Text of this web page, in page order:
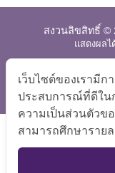
สงวนลิขสิทธิ์ ©
แสดงผล
แผนผังเว็บไซต์
เว็บไซต์ของเรามี
ประสบการณ์ที่ดีใน
ความเป็นส่วนตัว
สามารถศึกษาราย